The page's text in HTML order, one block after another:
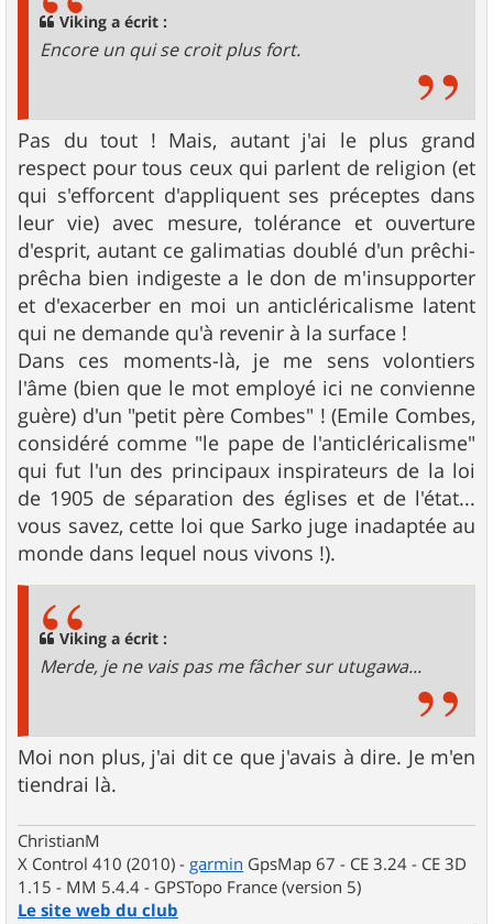
Viking a écrit :
Encore un qui se croit plus fort.
Pas du tout ! Mais, autant j'ai le plus grand
respect pour tous ceux qui parlent de religion (et
qui s'efforcent d'appliquent ses préceptes dans
leur vie) avec mesure, tolérance et ouverture
d'esprit, autant ce galimatias doublé d'un prêchi-
prêcha bien indigeste a le don de m'insupporter
et d'exacerber en moi un anticléricalisme latent
qui ne demande qu'à revenir à la surface !
Dans ces moments-là, je me sens volontiers
l'âme (bien que le mot employé ici ne convienne
guère) d'un "petit père Combes" ! (Emile Combes,
considéré comme "le pape de l'anticléricalisme"
qui fut l'un des principaux inspirateurs de la loi
de 1905 de séparation des églises et de l'état...
vous savez, cette loi que Sarko juge inadaptée au
monde dans lequel nous vivons !).
Viking a écrit :
Merde, je ne vais pas me fâcher sur utugawa...
Moi non plus, j'ai dit ce que j'avais à dire. Je m'en
tiendrai là.
ChristianM
X Control 410 (2010) - garmin GpsMap 67 - CE 3.24 - CE 3D
1.15 - MM 5.4.4 - GPSTopo France (version 5)
Le site web du club